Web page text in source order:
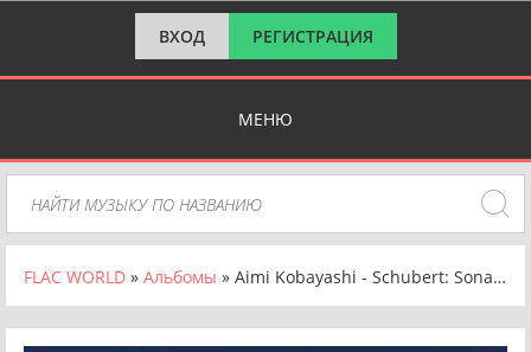
ВХОД РЕГИСТРАЦИЯ
МЕНЮ
FLAC WORLD » Альбомы » Aimi Kobayashi - Schubert: Sonata in C Minor, D. 958, 4 Impromptus, D. 935 & Rondo, D. 951 [24-bit Hi-Res] (2024) FLAC